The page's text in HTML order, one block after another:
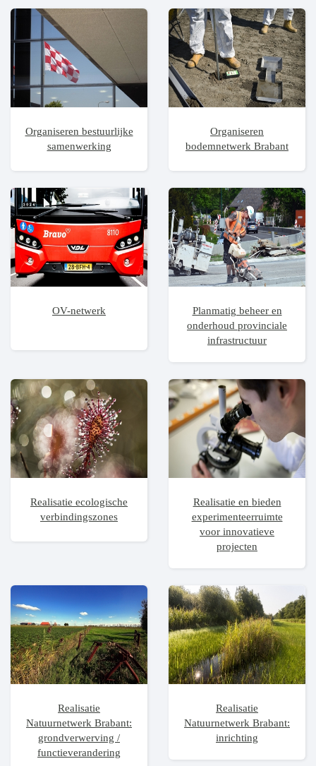
Organiseren bestuurlijke
samenwerking
Organiseren
bodemnetwerk Brabant
OV-netwerk
Planmatig beheer en
onderhoud provinciale
infrastructuur
Realisatie ecologische
verbindingszones
Realisatie en bieden
experimenteerruimte
voor innovatieve
projecten
Realisatie
Natuurnetwerk Brabant:
grondverwerving /
functieverandering
Realisatie
Natuurnetwerk Brabant:
inrichting